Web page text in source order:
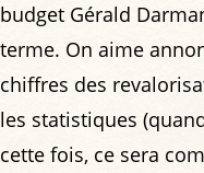
budget Gérald
terme. On aime
chiffres des
les statistiques
cette fois, ce sera